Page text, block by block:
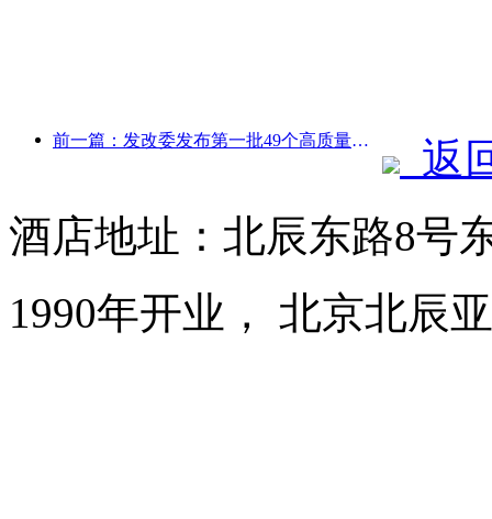
前一篇：发改委发布第一批49个高质量户外运动目的地名单
返
酒店地址：北辰东路8号
1990年开业， 北京北